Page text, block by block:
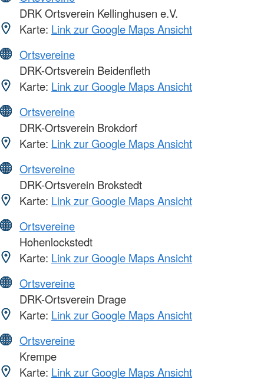
DRK Ortsverein Kellinghusen e.V.
Karte: Link zur Google Maps Ansicht
Ortsvereine
DRK-Ortsverein Beidenfleth
Karte: Link zur Google Maps Ansicht
Ortsvereine
DRK-Ortsverein Brokdorf
Karte: Link zur Google Maps Ansicht
Ortsvereine
DRK-Ortsverein Brokstedt
Karte: Link zur Google Maps Ansicht
Ortsvereine
Hohenlockstedt
Karte: Link zur Google Maps Ansicht
Ortsvereine
DRK-Ortsverein Drage
Karte: Link zur Google Maps Ansicht
Ortsvereine
Krempe
Karte: Link zur Google Maps Ansicht